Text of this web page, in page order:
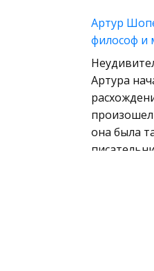
России
Право
Артур
философ и
Артура
она была